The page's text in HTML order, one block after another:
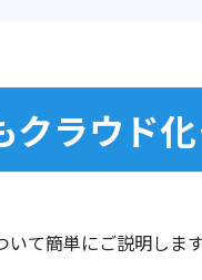
クラウド化
て簡単にご説明しま